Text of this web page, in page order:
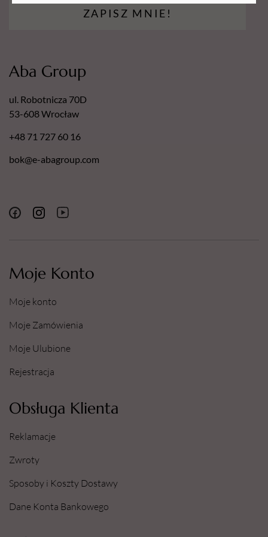
dermatologicznym.
Certyfikat - Europejski lider jakości.
ZAPISZ MNIE!
Moje Konto
Moje konto
Moje Zamówienia
Moje Ulubione
Rejestracja
Obsługa Klienta
Reklamacje
Zwroty
Sposoby i Koszty Dostawy
Dane Konta Bankowego
Aba Group
ul. Robotnicza 70D
53-608 Wrocław
+48 71 727 60 16
bok@e-abagroup.com